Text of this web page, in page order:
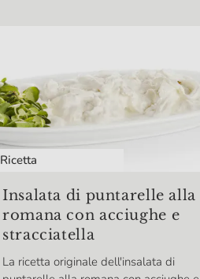
Ricetta
Insalata di puntarelle alla
romana con acciughe e
stracciatella
La ricetta originale dell'insalata di